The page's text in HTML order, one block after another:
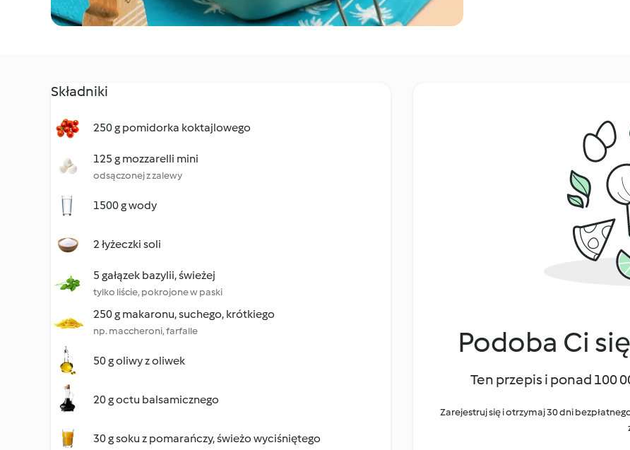
Składniki
250 g pomidorka koktajlowego
125 g mozzarelli mini
odsączonej z zalewy
1500 g wody
2 łyżeczki soli
5 gałązek bazylii, świeżej
tylko liście, pokrojone w paski
250 g makaronu, suchego, krótkiego
np. maccheroni, farfalle
50 g oliwy z oliwek
20 g octu balsamicznego
30 g soku z pomarańczy, świeżo wyciśniętego
Podoba Ci
Ten przepis i ponad 100
Zarejestruj się i otrzymaj 30 dni